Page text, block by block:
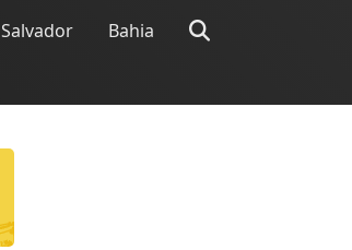
Salvador Bahia